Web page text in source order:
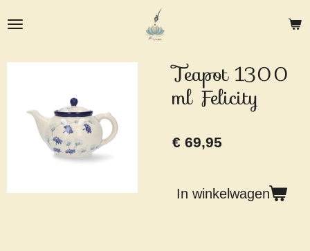
direct
de
Teapot 1300
ml Felicity
€ 69,95
In winkelwagen